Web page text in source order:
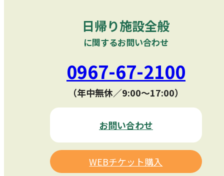
日帰り施設全般
に関するお問い合わせ
0967-67-2100
（年中無休／9:00〜17:00）
お問い合わせ
WEBチケット購入